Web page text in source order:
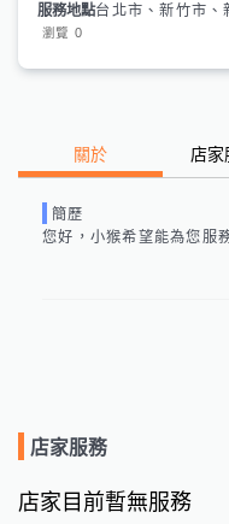
服務地點台北市、新竹市、
瀏覽 0
關於 店家
簡歷
您好， 小猴希望能為您服
店家服務
店家目前暫無服務